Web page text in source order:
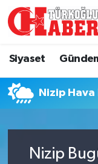
Siyaset
Nizip Hava
Nizip
Gündem
Türkiye
Hava Durumu
Namaz